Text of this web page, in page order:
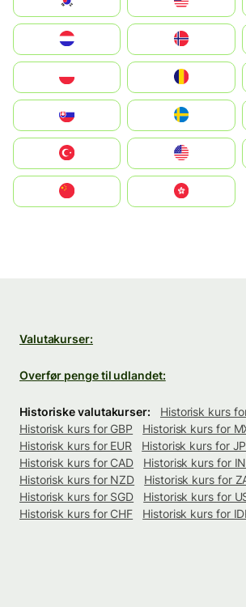
United States
中國香港特別行政區
Valutakurser:
Overfør penge til udlandet:
Historiske valutakurser:
Historisk kurs
Historisk kurs for GBP
Historisk kurs for
Historisk kurs for EUR
Historisk kurs for
Historisk kurs for CAD
Historisk kurs for
Historisk kurs for NZD
Historisk kurs for
Historisk kurs for SGD
Historisk kurs for
Historisk kurs for CHF
Historisk kurs for